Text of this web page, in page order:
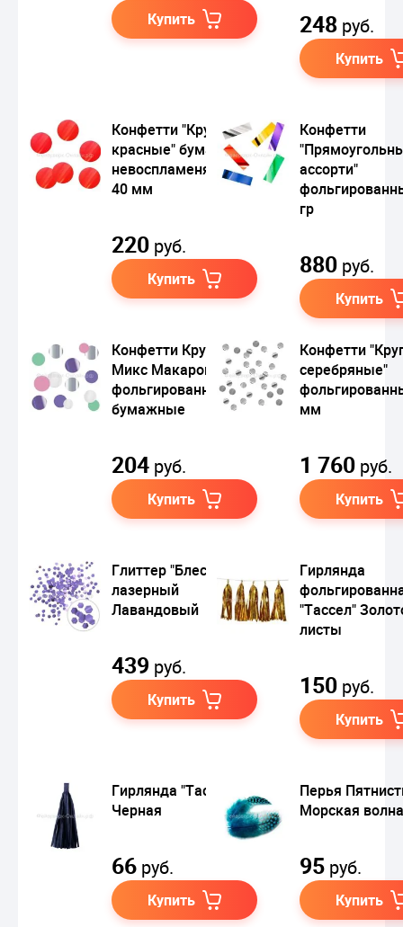
Купить 248 руб.
Купить
Конфетти "Круги
красные" бумажные
невоспламеняющиеся
40 мм
220 руб.
Купить
Конфетти
ассорти"
гр
880 руб.
Купить
Конфетти Круги
Микс Макаронс
фольгированные,
бумажные
204 руб.
Купить
Конфетти
серебряные"
мм
1 760 руб.
Купить
Глиттер "Блестки"
лазерный
Лавандовый
439 руб.
Купить
Гирлянда
"Тассел"
листы
150 руб.
Купить
Гирлянда "Тассел"
Черная
66 руб.
Купить
Перья
Морская волна
95 руб.
Купить